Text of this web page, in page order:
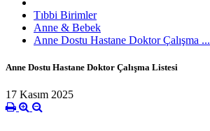
Tıbbi Birimler
Anne & Bebek
Anne Dostu Hastane Doktor Çalışma ...
Anne Dostu Hastane Doktor Çalışma Listesi
17 Kasım 2025